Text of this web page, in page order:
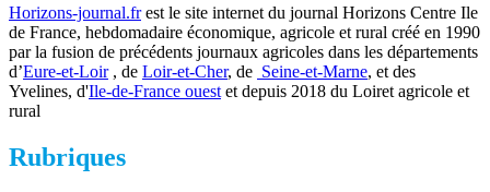
Horizons-journal.frest le site internet du journal Horizons Centre Ile
de France, hebdomadaire économique, agricole et rural créé en 1990
par la fusion de précédents journaux agricoles dans les départements
d’Eure-et-Loir, de Loir-et-Cher, de Seine-et-Marne, et des
Yvelines, d'Ile-de-France ouest et depuis 2018 du Loiret agricole et
rural
Rubriques